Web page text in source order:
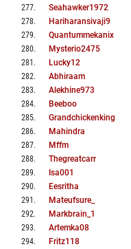
277. Seahawker1972
278. Hariharansivaji9
279. Quantummekanix
280. Mysterio2475
281 . Lucky12
282. Abhiraam
283. Alekhine973
284. Beeboo
285. Grandchickenking
286. Mahindra
287. Mffm
288. Thegreatcarr
289. Isa001
290. Eesritha
291 . Mateufsure_
292. Markbrain_1
293. Artemka08
294. Fritz118